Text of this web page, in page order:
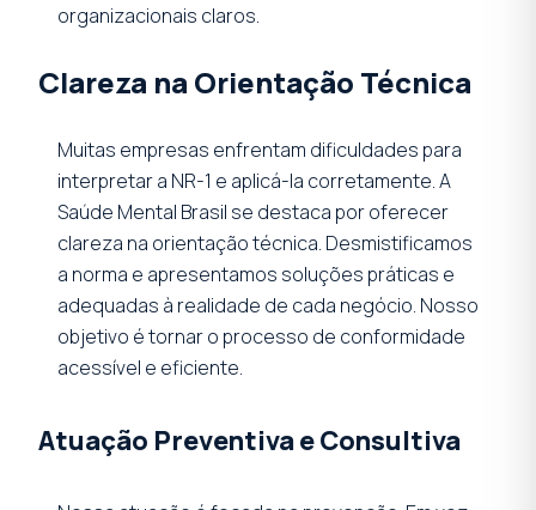
organizacionais claros.
Clareza na Orientação Técnica
Muitas empresas enfrentam dificuldades para
interpretar a NR-1 e aplicá-la corretamente. A
Saúde Mental Brasil se destaca por oferecer
clareza na orientação técnica. Desmistificamos
a norma e apresentamos soluções práticas e
adequadas à realidade de cada negócio. Nosso
objetivo é tornar o processo de conformidade
acessível e eficiente.
Atuação Preventiva e Consultiva